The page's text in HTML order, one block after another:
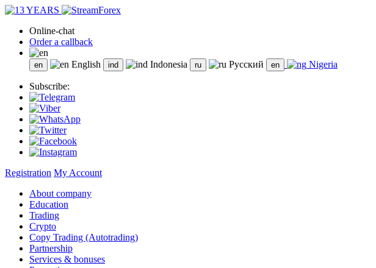
Online-chat
Order a callback
English Indonesia Русский Nigeria
Subscribe:
Registration My Account
About company
Education
Trading
Crypto
Copy Trading (Autotrading)
Partnership
Services & bonuses